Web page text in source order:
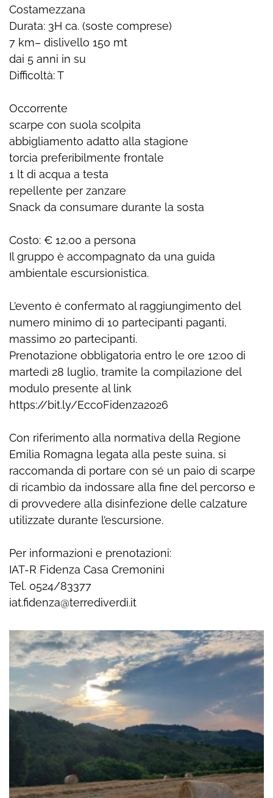
Costamezzana
Durata: 3H ca. (soste comprese)
7 km– dislivello 150 mt
dai 5 anni in su
Difficoltà: T
Occorrente
scarpe con suola scolpita
abbigliamento adatto alla stagione
torcia preferibilmente frontale
1 lt di acqua a testa
repellente per zanzare
Snack da consumare durante la sosta
Costo: € 12,00 a persona
Il gruppo è accompagnato da una guida
ambientale escursionistica.
L’evento è confermato al raggiungimento del
numero minimo di 10 partecipanti paganti,
massimo 20 partecipanti.
Prenotazione obbligatoria entro le ore 12:00 di
martedì 28 luglio, tramite la compilazione del
modulo presente al link
https://bit.ly/EccoFidenza2026
Con riferimento alla normativa della Regione
Emilia Romagna legata alla peste suina, si
raccomanda di portare con sé un paio di scarpe
di ricambio da indossare alla fine del percorso e
di provvedere alla disinfezione delle calzature
utilizzate durante l’escursione.
Per informazioni e prenotazioni:
IAT-R Fidenza Casa Cremonini
Tel. 0524/83377
iat.fidenza@terrediverdi.it